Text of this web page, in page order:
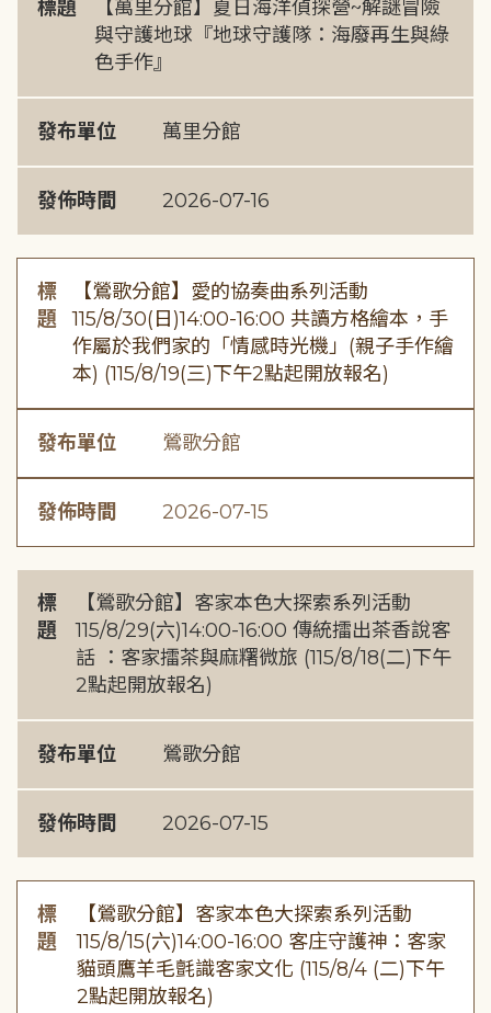
標題
【萬里分館】夏日海洋偵探營~解謎冒險
與守護地球『地球守護隊：海廢再生與綠
色手作』
發布單位 萬里分館
發佈時間 2026-07-16
標
題
【鶯歌分館】愛的協奏曲系列活動
115/8/30(日)14:00-16:00 共讀方格繪本，手
作屬於我們家的「情感時光機」(親子手作繪
本) (115/8/19(三)下午2點起開放報名)
發布單位 鶯歌分館
發佈時間 2026-07-15
標
題
【鶯歌分館】客家本色大探索系列活動
115/8/29(六)14:00-16:00 傳統擂出茶香說客
話 ：客家擂茶與麻糬微旅 (115/8/18(二)下午
2點起開放報名)
發布單位 鶯歌分館
發佈時間 2026-07-15
標
題
【鶯歌分館】客家本色大探索系列活動
115/8/15(六)14:00-16:00 客庄守護神：客家
貓頭鷹羊毛氈識客家文化 (115/8/4 (二)下午
2點起開放報名)